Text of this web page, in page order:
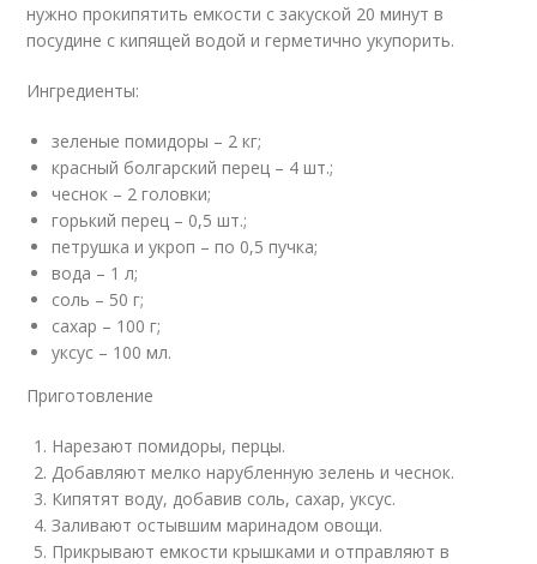
нужно прокипятить емкости с закуской 20 минут в
посудине с кипящей водой и герметично укупорить.
Ингредиенты:
зеленые помидоры – 2 кг;
красный болгарский перец – 4 шт.;
чеснок – 2 головки;
горький перец – 0,5 шт.;
петрушка и укроп – по 0,5 пучка;
вода – 1 л;
соль – 50 г;
сахар – 100 г;
уксус – 100 мл.
Приготовление
Нарезают помидоры, перцы.
Добавляют мелко нарубленную зелень и чеснок.
Кипятят воду, добавив соль, сахар, уксус.
Заливают остывшим маринадом овощи.
Прикрывают емкости крышками и отправляют в